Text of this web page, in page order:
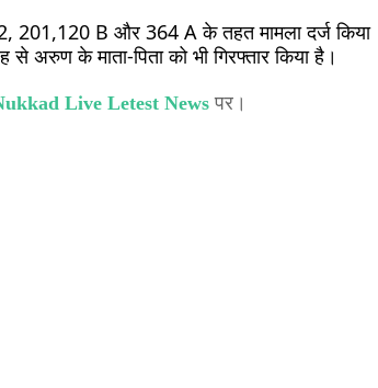
201,120 B और 364 A के तहत मामला दर्ज किया
के माता-पिता को भी गिरफ्तार किया है।
Live Letest Newsपर।